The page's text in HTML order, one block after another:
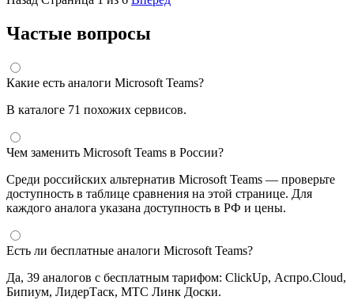
Частые вопросы
Какие есть аналоги Microsoft Teams?
В каталоге 71 похожих сервисов.
Чем заменить Microsoft Teams в России?
Среди российских альтернатив Microsoft Teams — проверьте
доступность в таблице сравнения на этой странице. Для
каждого аналога указана доступность в РФ и цены.
Есть ли бесплатные аналоги Microsoft Teams?
Да, 39 аналогов с бесплатным тарифом: ClickUp, Аспро.Cloud,
Бипиум, ЛидерТаск, МТС Линк Доски.